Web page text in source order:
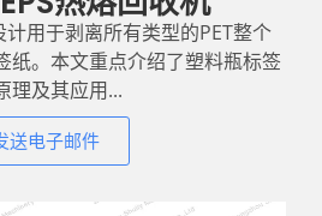
用于剥离所有类型的PET整个
纸。本文重点介绍了塑料瓶标签
理及其应用...
送电子邮件